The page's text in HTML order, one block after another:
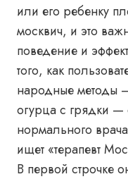
или его ребенку
москвич, и это
поведение и
того, как
народные методы
огурца с грядки —
нормального
ищет «терапевт
В первой строчке